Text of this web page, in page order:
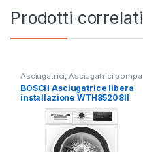
Prodotti correlati
Asciugatrici Asciugatrici pompa
di calore , BOSCH
BOSCH Asciugatrice libera
installazione WTH85208II
8KG E